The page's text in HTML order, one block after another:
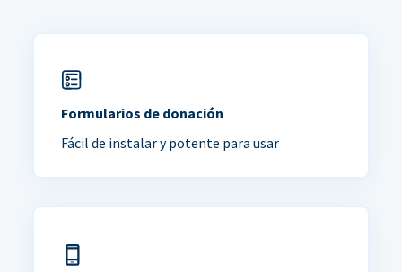
Formularios de donación
Fácil de instalar y potente para usar